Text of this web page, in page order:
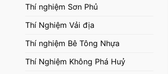
Thí nghiệm Sơn Phủ
Thí Nghiệm Vải địa
Thí nghiệm Bê Tông Nhựa
Thí Nghiệm Không Phá Huỷ